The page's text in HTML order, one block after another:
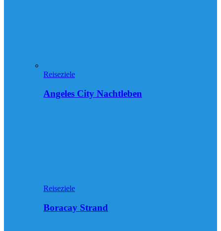
Reiseziele
Angeles City Nachtleben
Reiseziele
Boracay Strand